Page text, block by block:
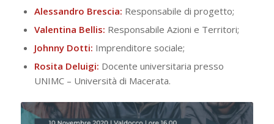
Alessandro Brescia: Responsabile di progetto;
Valentina Bellis: Responsabile Azioni e Territori;
Johnny Dotti: Imprenditore sociale;
Rosita Deluigi: Docente universitaria presso
UNIMC – Università di Macerata.